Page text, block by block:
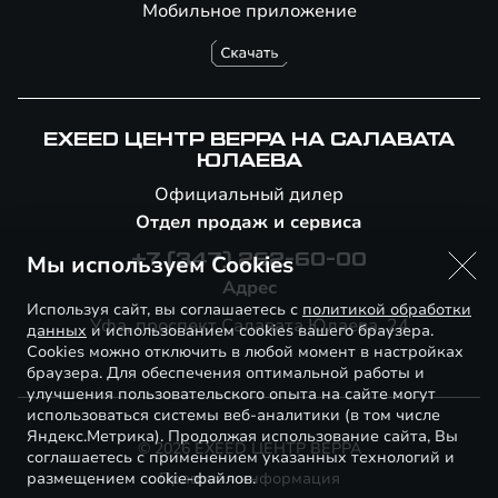
Мобильное приложение
EXEED ЦЕНТР ВЕРРА НА САЛАВАТА
ЮЛАЕВА
Официальный дилер
Отдел продаж и сервиса
+7 (347) 262-60-00
Адрес
Уфа, проспект Салавата Юлаева, 24
© 2026 EXEED ЦЕНТР ВЕРРА
Правовая информация
Мы используем Cookies
Используя сайт, вы соглашаетесь с политикой обработки
данных и использованием cookies вашего браузера.
Cookies можно отключить в любой момент в настройках
браузера. Для обеспечения оптимальной работы и
улучшения пользовательского опыта на сайте могут
использоваться системы веб-аналитики (в том числе
Яндекс.Метрика). Продолжая использование сайта, Вы
соглашаетесь с применением указанных технологий и
размещением cookie-файлов.